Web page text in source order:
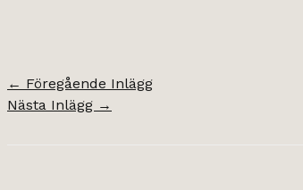
← Föregående Inlägg
Nästa Inlägg →